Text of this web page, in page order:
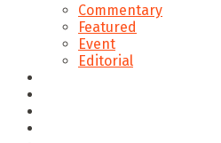
Commentary
Featured
Event
Editorial